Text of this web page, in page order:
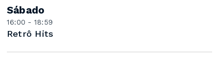
Sábado
16:00 - 18:59
Retrô Hits